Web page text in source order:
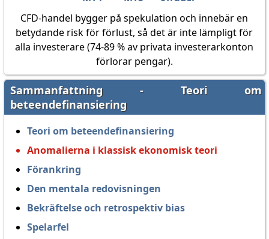
CFD-handel bygger på spekulation och innebär en
betydande risk för förlust, så det är inte lämpligt för
alla investerare (74-89 % av privata investerarkonton
förlorar pengar).
Sammanfattning - Teori om
beteendefinansiering
Teori om beteendefinansiering
Anomalierna i klassisk ekonomisk teori
Förankring
Den mentala redovisningen
Bekräftelse och retrospektiv bias
Spelarfel